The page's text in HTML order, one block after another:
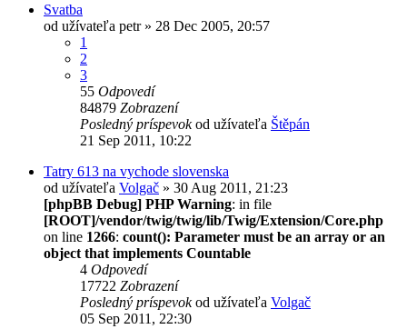
Svatba
od užívateľa petr» 28 Dec 2005, 20:57
1
2
3
55 Odpovedí
84879 Zobrazení
Posledný príspevokod užívateľa Štěpán
21 Sep 2011, 10:22
Tatry 613 na vychode slovenska
od užívateľa Volgač » 30 Aug 2011, 21:23
[phpBB Debug] PHP Warning: in file
[ROOT]/vendor/twig/twig/lib/Twig/Extension/Core.php
on line 1266: count(): Parameter must be an array or an
object that implements Countable
4 Odpovedí
17722 Zobrazení
Posledný príspevokod užívateľa Volgač
05 Sep 2011, 22:30